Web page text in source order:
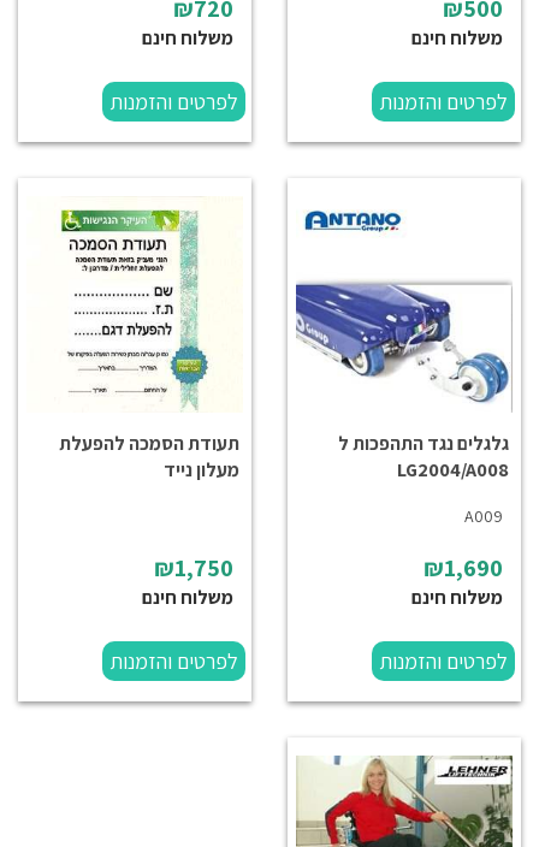
₪500
משלוח חינם
לפרטים והזמנות
₪720
משלוח חינם
לפרטים והזמנות
גלגלים נגד התהפכות ל
LG2004/A008
A009
₪1,690
משלוח חינם
לפרטים והזמנות
תעודת הסמכה להפעלת
מעלון נייד
₪1,750
משלוח חינם
לפרטים והזמנות